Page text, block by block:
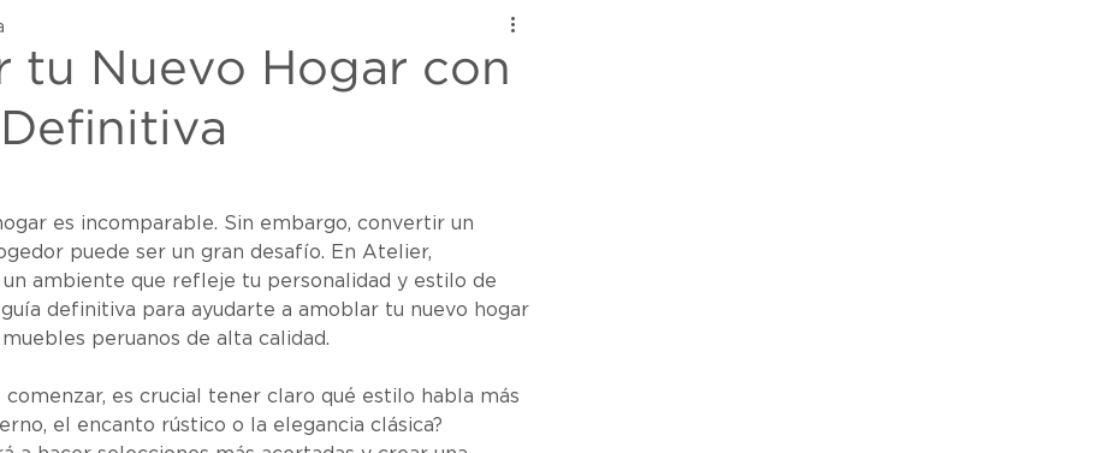
Lists
tu Nuevo Hogar con
es incomparable. Sin embargo, convertir un
puede ser un gran desafío. En Atelier,
ambiente que refleje tu personalidad y estilo de
definitiva para ayudarte a amoblar tu nuevo hogar
peruanos de alta calidad.
comenzar, es crucial tener claro qué estilo habla más
el encanto rústico o la elegancia clásica?